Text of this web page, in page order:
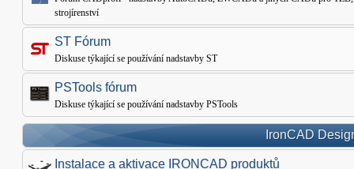
strojírenství
ST Fórum
Diskuse týkající se používání nadstavby ST
PSTools fórum
Diskuse týkající se používání nadstavby PSTools
IronCAD
Instalace a aktivace IRONCAD produktů